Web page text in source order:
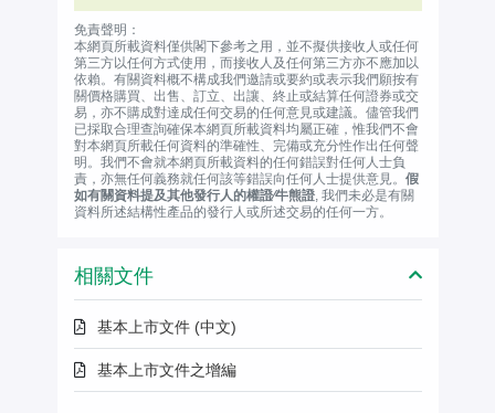
免責聲明：
本網頁所載資料僅供閣下參考之用，並不擬供接收人或任何
第三方以任何方式使用，而接收人及任何第三方亦不應加以
依賴。有關資料概不構成我們邀請或要約或表示我們願按有
關價格購買、出售、訂立、出讓、終止或結算任何證券或交
易，亦不購成對達成任何交易的任何意見或建議。儘管我們
已採取合理查詢確保本網頁所載資料均屬正確，惟我們不會
對本網頁所載任何資料的準確性、完備或充分性作出任何聲
明。我們不會就本網頁所載資料的任何錯誤對任何人士負
責，亦無任何義務就任何該等錯誤向任何人士提供意見。 假
如有關資料提及其他發行人的權證∕牛熊證, 我們未必是有關
資料所述結構性產品的發行人或所述交易的任何一方。
相關文件
基本上市文件 (中文)
基本上市文件之增編